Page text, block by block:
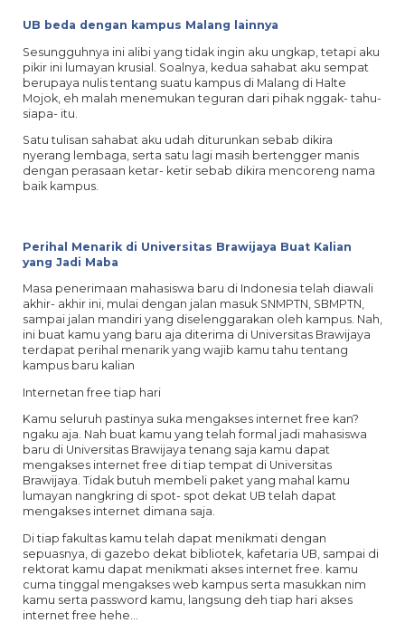
UB beda dengan kampus Malang lainnya
Sesungguhnya ini alibi yang tidak ingin aku ungkap, tetapi aku
pikir ini lumayan krusial. Soalnya, kedua sahabat aku sempat
berupaya nulis tentang suatu kampus di Malang di Halte
Mojok, eh malah menemukan teguran dari pihak nggak- tahu-
siapa- itu.
Satu tulisan sahabat aku udah diturunkan sebab dikira
nyerang lembaga, serta satu lagi masih bertengger manis
dengan perasaan ketar- ketir sebab dikira mencoreng nama
baik kampus.
Perihal Menarik di Universitas Brawijaya Buat Kalian
yang Jadi Maba
Masa penerimaan mahasiswa baru di Indonesia telah diawali
akhir- akhir ini, mulai dengan jalan masuk SNMPTN, SBMPTN,
sampai jalan mandiri yang diselenggarakan oleh kampus. Nah,
ini buat kamu yang baru aja diterima di Universitas Brawijaya
terdapat perihal menarik yang wajib kamu tahu tentang
kampus baru kalian
Internetan free tiap hari
Kamu seluruh pastinya suka mengakses internet free kan?
ngaku aja. Nah buat kamu yang telah formal jadi mahasiswa
baru di Universitas Brawijaya tenang saja kamu dapat
mengakses internet free di tiap tempat di Universitas
Brawijaya. Tidak butuh membeli paket yang mahal kamu
lumayan nangkring di spot- spot dekat UB telah dapat
mengakses internet dimana saja.
Di tiap fakultas kamu telah dapat menikmati dengan
sepuasnya, di gazebo dekat bibliotek, kafetaria UB, sampai di
rektorat kamu dapat menikmati akses internet free. kamu
cuma tinggal mengakses web kampus serta masukkan nim
kamu serta password kamu, langsung deh tiap hari akses
internet free hehe…